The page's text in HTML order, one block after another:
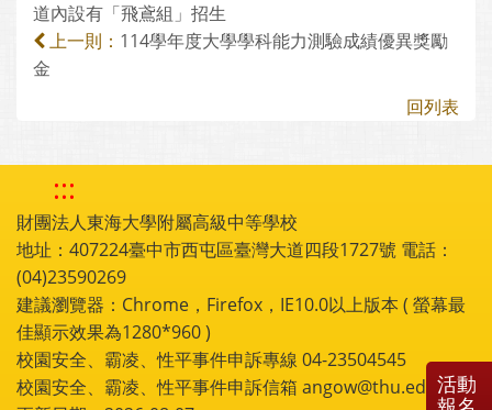
道內設有「飛鳶組」招生
上一則： 114學年度大學學科能力測驗成績優異獎勵
金
回列表
:::
財團法人東海大學附屬高級中等學校
地址：407224臺中市西屯區臺灣大道四段1727號 電話：
(04)23590269
建議瀏覽器：Chrome，Firefox，IE10.0以上版本 ( 螢幕最
佳顯示效果為1280*960 )
校園安全、霸凌、性平事件申訴專線 04-23504545
校園安全、霸凌、性平事件申訴信箱 angow@thu.edu.tw
活動